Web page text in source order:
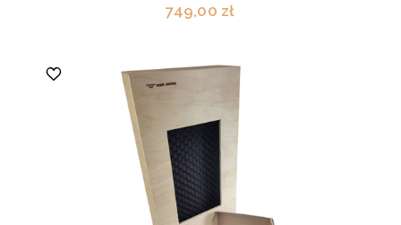
749,00 zł